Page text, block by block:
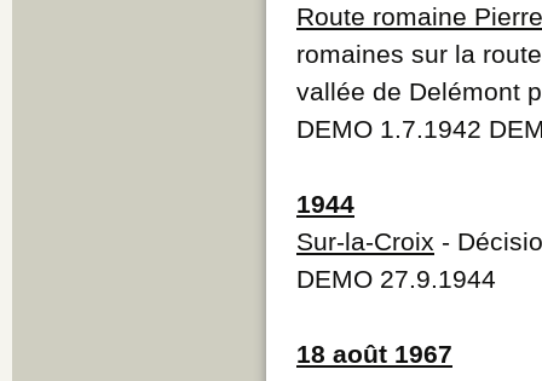
Route romaine
romaines sur la
vallée de Delémont
DEMO 1.7.1942
1944
Sur-la-Croix -
DEMO 27.9.1944
18 août 1967